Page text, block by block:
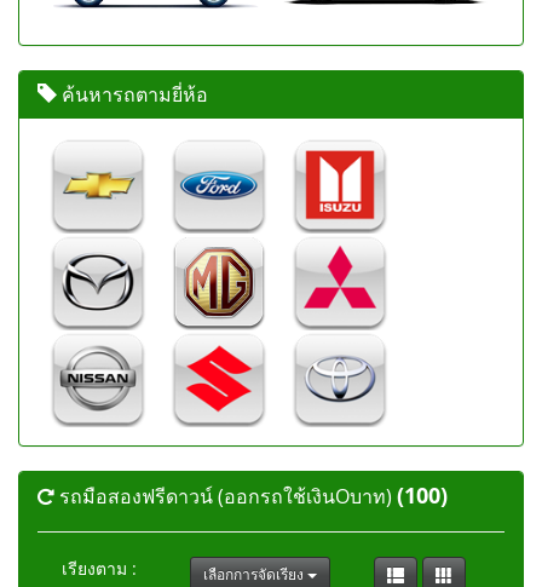
ค้นหารถตามยี่ห้อ
รถมือสองฟรีดาวน์ (ออกรถใช้เงินOบาท) (100)
เรียงตาม : เลือกการจัดเรียง